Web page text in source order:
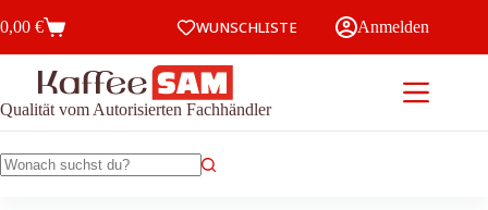
Inhalt
Warenkorb
0,00 € WUNSCHLISTE Anmelden
Qualität vom Autorisierten Fachhändler